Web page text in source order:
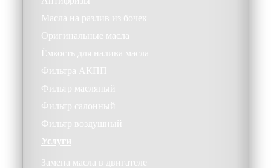
Масла на разлив из бочек
Оригинальные масла
Ёмкость для налива масла
Фильтра АКПП
Фильтр масляный
Фильтр салонный
Фильтр воздушный
Услуги
Замена масла в двигателе